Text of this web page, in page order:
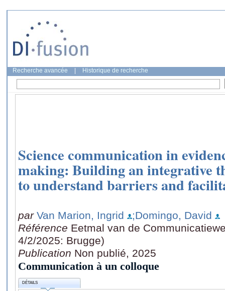
Recherche avancée Historique de recherche
Science communication in
making: Building an integrative
to understand barriers and
par Van Marion, Ingrid
;Domingo, David
Référence Eetmal van de
4/2/2025: Brugge)
Publication Non publié, 2025
Communication à un colloque
DÉTAILS